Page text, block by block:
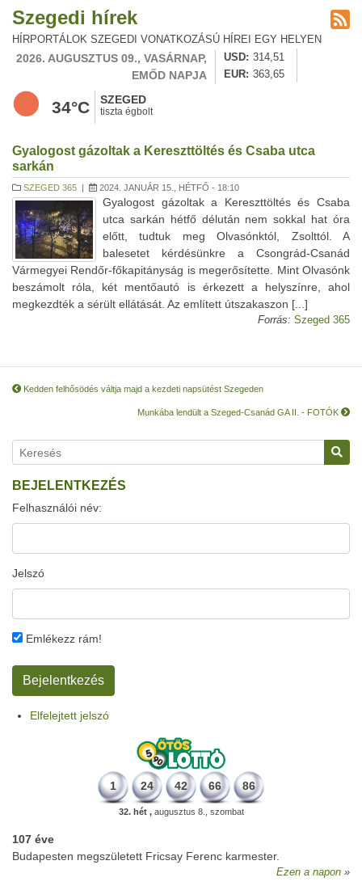
Szegedi hírek
HÍRPORTÁLOK SZEGEDI VONATKOZÁSÚ HÍREI EGY HELYEN
2026. AUGUSZTUS 09., VASÁRNAP,
EMŐD NAPJA
USD
314,51
EUR
363,65
34°C SZEGED
tiszta égbolt
Gyalogost gázoltak a Kereszttöltés és Csaba utca
sarkán
SZEGED 365 | 2024. JANUÁR 15., HÉTFŐ - 18:10
Gyalogost gázoltak a Kereszttöltés és Csaba
utca sarkán hétfő délután nem sokkal hat óra
előtt, tudtuk meg Olvasónktól, Zsolttól. A
balesetet kérdésünkre a Csongrád-Csanád
Vármegyei Rendőr-főkapitányság is megerősítette. Mint Olvasónk
beszámolt róla, két mentőautó is érkezett a helyszínre, ahol
megkezdték a sérült ellátását. Az említett útszakaszon [...]
Forrás: Szeged 365
Kedden felhősödés váltja majd a kezdeti napsütést Szegeden
Munkába lendült a Szeged-Csanád GA II. - FOTÓK
BEJELENTKEZÉS
Felhasználói név:
Jelszó
Emlékezz rám!
Elfelejtett jelszó
1 24 42 66 86
32. hét ,augusztus 8., szombat
107 éve
Budapesten megszületett Fricsay Ferenc karmester.
Ezen a napon